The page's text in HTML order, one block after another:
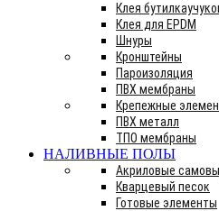
Клея
Клея для EPDM
Шнуры
Кронштейны
Пароизоляция
ПВХ мембраны
Крепежные
ПВХ металл
ТПО мембраны
НАЛИВНЫЕ ПОЛЫ
Акриловые
Кварцевый песок
Готовые элементы